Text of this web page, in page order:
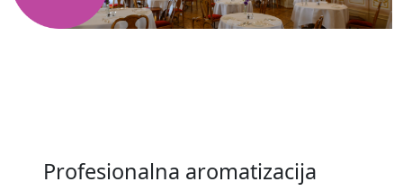
Profesionalna aromatizacija